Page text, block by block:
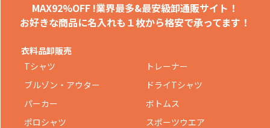
MAX92%OFF !業界最多&最安級卸通販サイト！
お好きな商品に名入れも １枚から格安で承ってます！
衣料品卸販売
Tシャツ
トレーナー
ブルゾン・アウター
ドライTシャツ
パーカー
ボトムス
ポロシャツ
スポーツウエア